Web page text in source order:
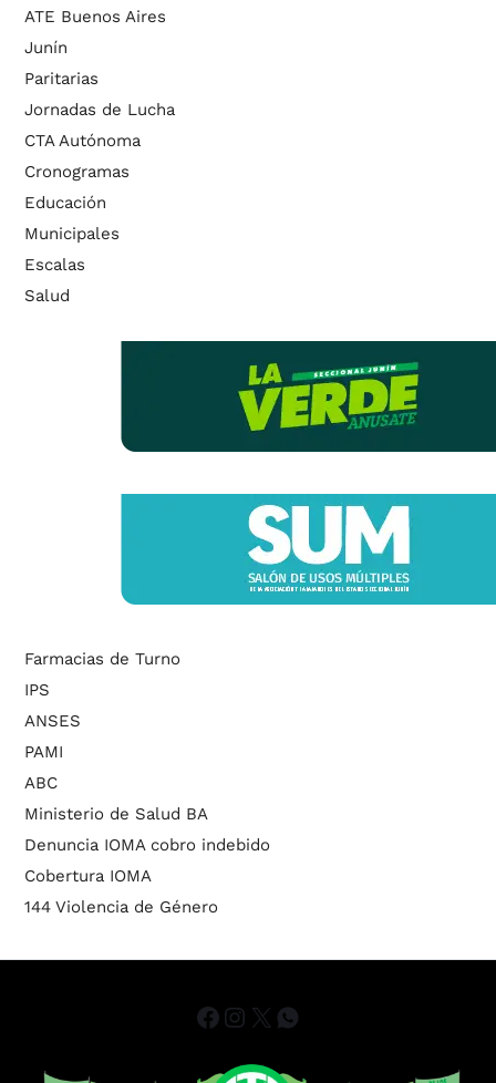
ATE Buenos Aires
Junín
Paritarias
Jornadas de Lucha
CTA Autónoma
Cronogramas
Educación
Municipales
Escalas
Salud
Farmacias de Turno
IPS
ANSES
PAMI
ABC
Ministerio de Salud BA
Denuncia IOMA cobro indebido
Cobertura IOMA
144 Violencia de Género